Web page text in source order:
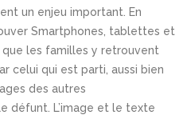
un enjeu important. En
Smartphones, tablettes et
les familles y retrouvent
celui qui est parti, aussi bien
des autres
défunt. L’image et le texte